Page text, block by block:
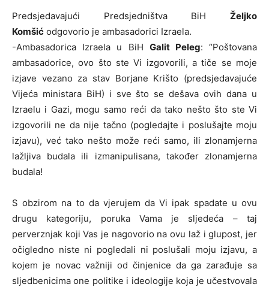
Predsjedavajući Predsjedništva BiH Željko
Komšić odgovorio je ambasadorici Izraela.
-Ambasadorica Izraela u BiH Galit Peleg: “Poštovana
ambasadorice, ovo što ste Vi izgovorili, a tiče se moje
izjave vezano za stav Borjane Krišto (predsjedavajuće
Vijeća ministara BiH) i sve što se dešava ovih dana u
Izraelu i Gazi, mogu samo reći da tako nešto što ste Vi
izgovorili ne da nije tačno (pogledajte i poslušajte moju
izjavu), već tako nešto može reći samo, ili zlonamjerna
lažljiva budala ili izmanipulisana, također zlonamjerna
budala!
S obzirom na to da vjerujem da Vi ipak spadate u ovu
drugu kategoriju, poruka Vama je sljedeća – taj
perverznjak koji Vas je nagovorio na ovu laž i glupost, jer
očigledno niste ni pogledali ni poslušali moju izjavu, a
kojem je novac važniji od činjenice da ga zarađuje sa
sljedbenicima one politike i ideologije koja je učestvovala